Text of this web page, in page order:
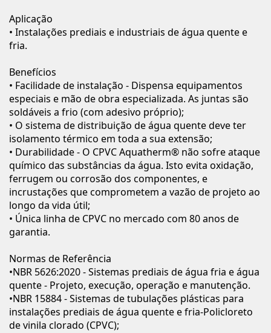
Aplicação
• Instalações prediais e industriais de água quente e
fria.
Benefícios
• Facilidade de instalação - Dispensa equipamentos
especiais e mão de obra especializada. As juntas são
soldáveis a frio (com adesivo próprio);
• O sistema de distribuição de água quente deve ter
isolamento térmico em toda a sua extensão;
• Durabilidade - O CPVC Aquatherm® não sofre ataque
químico das substâncias da água. Isto evita oxidação,
ferrugem ou corrosão dos componentes, e
incrustações que comprometem a vazão de projeto ao
longo da vida útil;
• Única linha de CPVC no mercado com 80 anos de
garantia.
Normas de Referência
•NBR 5626:2020 - Sistemas prediais de água fria e água
quente - Projeto, execução, operação e manutenção.
•NBR 15884 - Sistemas de tubulações plásticas para
instalações prediais de água quente e fria-Policloreto
de vinila clorado (CPVC);